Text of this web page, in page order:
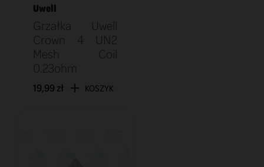
Uwell
Grzałka Uwell
Crown 4 UN2
Mesh Coil
0.23ohm
19,99 zł KOSZYK